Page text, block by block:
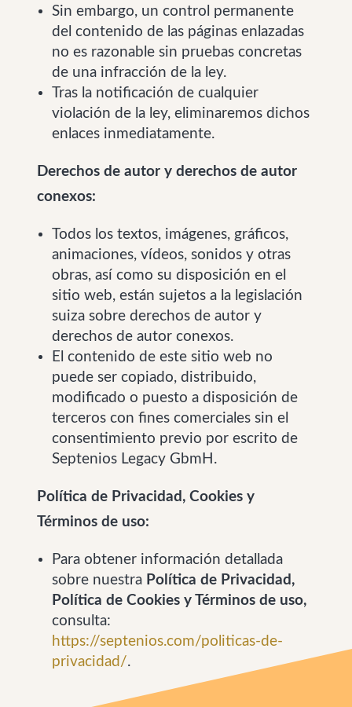
Sin embargo, un control permanente
del contenido de las páginas enlazadas
no es razonable sin pruebas concretas
de una infracción de la ley.
Tras la notificación de cualquier
violación de la ley, eliminaremos dichos
enlaces inmediatamente.
Derechos de autor y derechos de autor
conexos:
Todos los textos, imágenes, gráficos,
animaciones, vídeos, sonidos y otras
obras, así como su disposición en el
sitio web, están sujetos a la legislación
suiza sobre derechos de autor y
derechos de autor conexos.
El contenido de este sitio web no
puede ser copiado, distribuido,
modificado o puesto a disposición de
terceros con fines comerciales sin el
consentimiento previo por escrito de
Septenios Legacy GbmH.
Política de Privacidad, Cookies y
Términos de uso:
Para obtener información detallada
sobre nuestra Política de Privacidad,
Política de Cookies y Términos de uso,
consulta:
https://septenios.com/politicas-de-
privacidad/.